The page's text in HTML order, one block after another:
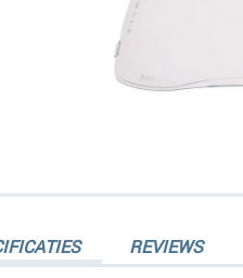
REVIEWS